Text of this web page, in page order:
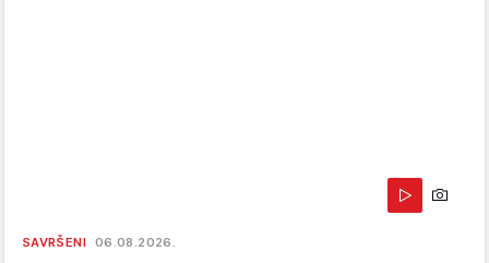
SAVRŠENI 06.08.2026.